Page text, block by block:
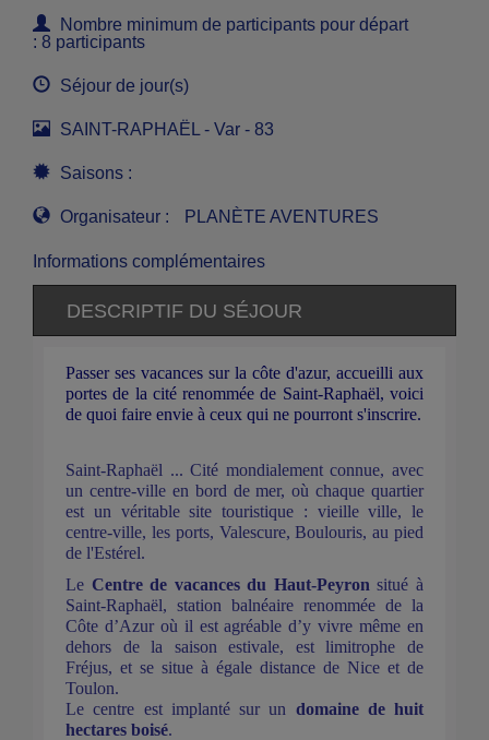
Nombre minimum de participants pour départ
: 8 participants
Séjour de jour(s)
SAINT-RAPHAËL - Var - 83
Saisons :
Organisateur : PLANÈTE AVENTURES
Informations complémentaires
DESCRIPTIF DU SÉJOUR
Passer ses vacances sur la côte d'azur, accueilli aux
portes de la cité renommée de Saint-Raphaël, voici
de quoi faire envie à ceux qui ne pourront s'inscrire.
Saint-Raphaël ... Cité mondialement connue, avec
un centre-ville en bord de mer, où chaque quartier
est un véritable site touristique : vieille ville, le
centre-ville, les ports, Valescure, Boulouris, au pied
de l'Estérel.
Le Centre de vacances du Haut-Peyron situé à
Saint-Raphaël, station balnéaire renommée de la
Côte d’Azur où il est agréable d’y vivre même en
dehors de la saison estivale, est limitrophe de
Fréjus, et se situe à égale distance de Nice et de
Toulon.
Le centre est implanté sur un domaine de huit
hectares boisé.